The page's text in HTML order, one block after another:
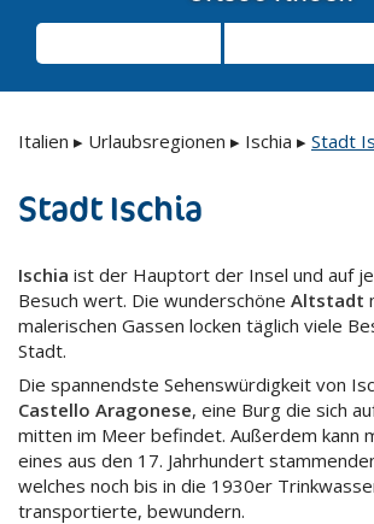
Italien ▸ Urlaubsregionen ▸ Ischia ▸ Stadt
Stadt Ischia
Ischia ist der Hauptort der Insel und auf
Besuch wert. Die wunderschöne Altstadt
malerischen Gassen locken täglich viele
Stadt.
Die spannendste Sehenswürdigkeit von
Castello Aragonese, eine Burg die sich
mitten im Meer befindet. Außerdem kann
eines aus den 17. Jahrhundert
welches noch bis in die 1930er
transportierte, bewundern.